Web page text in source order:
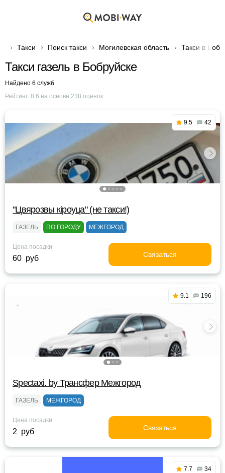
Такси Поиск такси Могилевская область Такси в
Такси газель в Бобруйске
Найдено 6 служб
Рейтинг: 8.6 на основе 238 оценок
9.5 42
"Цвярозвы кipoyца" (не такси!)
ГАЗЕЛЬ ПО ГОРОДУ МЕЖГОРОД
Цена посадки
60 руб Связаться
9.1 196
Spectaxi. by Трансфер Межгород
ГАЗЕЛЬ МЕЖГОРОД
Цена посадки
2 руб Связаться
7.7 34